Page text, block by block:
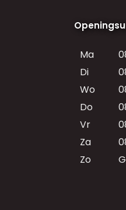
Ma
Di
Wo
Do
Vr
Za
Zo